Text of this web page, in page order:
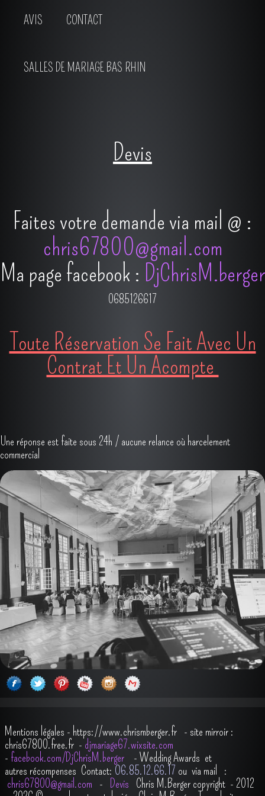
AVIS CONTACT
SALLES DE MARIAGE BAS RHIN
Devis
Faites votre demande via mail @ :
chris67800@gmail.com
Ma page facebook : DjChrisM.berger
0685126617
Toute Réservation Se Fait Avec Un
Contrat Et Un Acompte
Une réponse est faite sous 24h / aucune relance où harcelement
commercial
Mentions légales - https://www.chrismberger.fr - site mirroir :
chris67800.free.fr - djmariage67.wixsite.com
- facebook.com/DjChrisM.berger - Wedding Awards et
autres récompenses Contact: O6.85.12.66.17 ou via mail :
chris67800@gmail.com - Devis Chris M.Berger copyright - 2012